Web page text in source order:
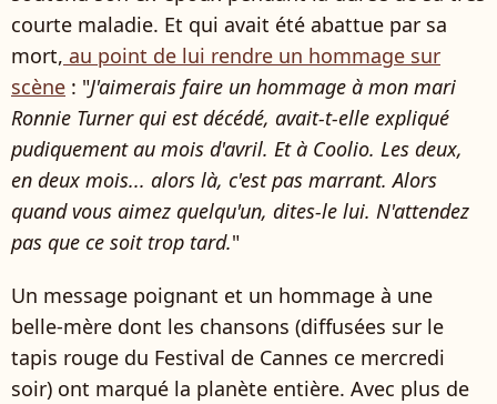
courte maladie. Et qui avait été abattue par sa
mort, au point de lui rendre un hommage sur
scène : "J'aimerais faire un hommage à mon mari
Ronnie Turner qui est décédé, avait-t-elle expliqué
pudiquement au mois d'avril. Et à Coolio. Les deux,
en deux mois... alors là, c'est pas marrant. Alors
quand vous aimez quelqu'un, dites-le lui. N'attendez
pas que ce soit trop tard."
Un message poignant et un hommage à une
belle-mère dont les chansons (diffusées sur le
tapis rouge du Festival de Cannes ce mercredi
soir) ont marqué la planète entière. Avec plus de